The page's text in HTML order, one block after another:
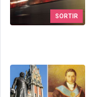
SORTIR